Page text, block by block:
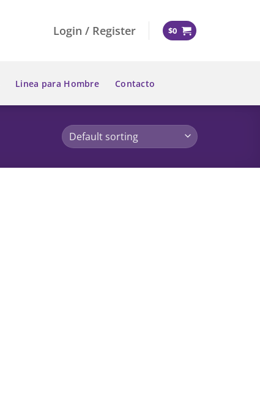
Login / Register $0
Linea para Hombre Contacto